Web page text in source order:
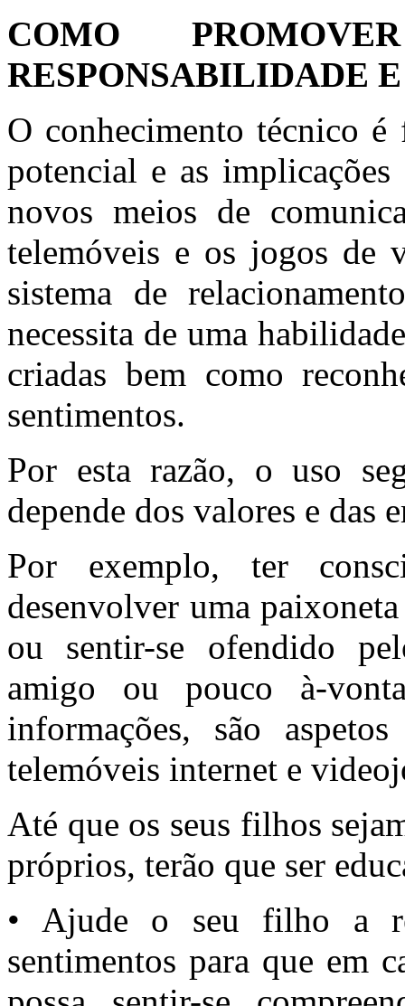
COMO
RESPONSABILIDADE
O conhecimento técnico é
potencial e as
novos meios de
telemóveis e os jogos de
sistema de
necessita de uma
criadas bem como
sentimentos.
Por esta razão, o uso
depende dos valores e das
Por exemplo, ter
desenvolver uma
ou sentir-se ofendido
amigo ou pouco à-
informações, são
telemóveis internet e
Até que os seus filhos
próprios, terão que ser
• Ajude o seu filho a
sentimentos para que em